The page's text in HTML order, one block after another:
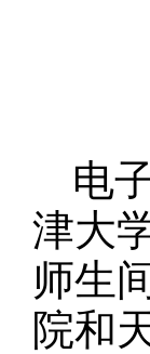
电
津大
师生
院和